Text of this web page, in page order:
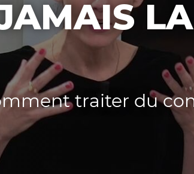
traiter du